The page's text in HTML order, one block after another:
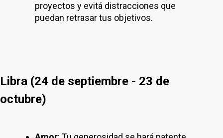
proyectos y evitá distracciones que
puedan retrasar tus objetivos.
Libra (24 de septiembre - 23 de
octubre)